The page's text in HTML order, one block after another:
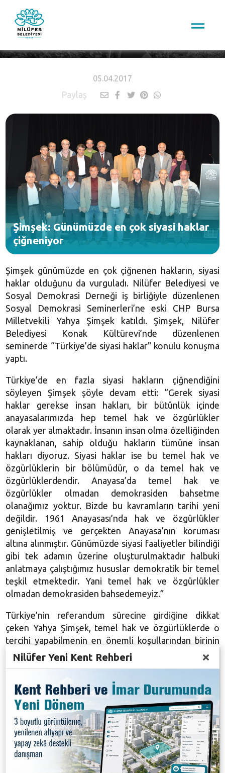
05.04.2017
Paylaş
Şimşek: Günümüzde en çok siyasi haklar
çiğneniyor
Şimşek günümüzde en çok çiğnenen hakların, siyasi
haklar olduğunu da vurguladı. Nilüfer Belediyesi ve
Sosyal Demokrasi Derneği iş birliğiyle düzenlenen
Sosyal Demokrasi Seminerleri’ne eski CHP Bursa
Milletvekili Yahya Şimşek katıldı. Şimşek, Nilüfer
Belediyesi Konak Kültürevi’nde düzenlenen
seminerde “Türkiye’de siyasi haklar” konulu konuşma
yaptı.
Türkiye’de en fazla siyasi hakların çiğnendiğini
söyleyen Şimşek şöyle devam etti: “Gerek siyasi
haklar gerekse insan hakları, bir bütünlük içinde
anayasalarımızda hep temel hak ve özgürlükler
olarak yer almaktadır. İnsanın insan olma özelliğinden
kaynaklanan, sahip olduğu hakların tümüne insan
hakları diyoruz. Siyasi haklar ise bu temel hak ve
özgürlüklerin bir bölümüdür, o da temel hak ve
özgürlüklerdendir. Anayasa’da temel hak ve
özgürlükler olmadan demokrasiden bahsetme
olanağımız yoktur. Bizde bu kavramların tarihi yeni
değildir. 1961 Anayasası’nda hak ve özgürlükler
genişletilmiş ve gerçekten Anayasa’nın koruması
altına alınmıştır. Günümüzde siyasi faaliyetler bilindiği
gibi tek adamın üzerine oluşturulmaktadır halbuki
anlatmaya çalıştığımız hususlar demokratik bir temel
teşkil etmektedir. Yani temel hak ve özgürlükler
olmadan demokrasiden bahsedemeyiz.”
Türkiye’nin referandum sürecine girdiğine dikkat
çeken Yahya Şimşek, temel hak ve özgürlüklerde o
tercihi yapabilmenin en önemli koşullarından birinin
özgür irade ile yapılan seçimler olduğunu ifade etti.
haklardan biridir. Ülkenin bu kadar çok sorunu varken
mesela terör, ekonomik kriz, işsizlik, yolsuzluklar
neden bu referandum yapılıyor anlamış değilim. Bu
hükümet başa geldiğinde hatırlarsınız ülkenin
sorunları, yolsuzluk, yoksulluk ve yasaklar olarak
ifade edilmişti. Aradan 15 yıl geçti, bırakın
yolsuzlukların kaldırılması daha da arttı. Yeni
Nilüfer Yeni Kent Rehberi